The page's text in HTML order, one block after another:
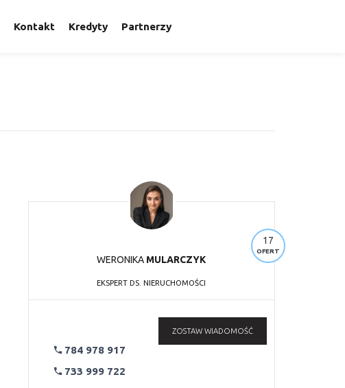
Kontakt Kredyty Partnerzy
17
OFERT
WERONIKA MULARCZYK
EKSPERT DS. NIERUCHOMOŚCI
784 978 917
733 999 722
ZOSTAW WIADOMOŚĆ